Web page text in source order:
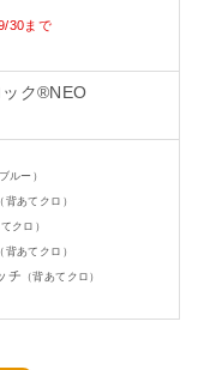
30まで
ク®NEO
ルー）
（背あてクロ）
クロ）
（背あてクロ）
チ （背あてクロ）